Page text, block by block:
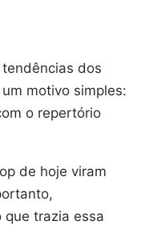
dos
motivo simples:
o repertório
de hoje viram
que trazia essa